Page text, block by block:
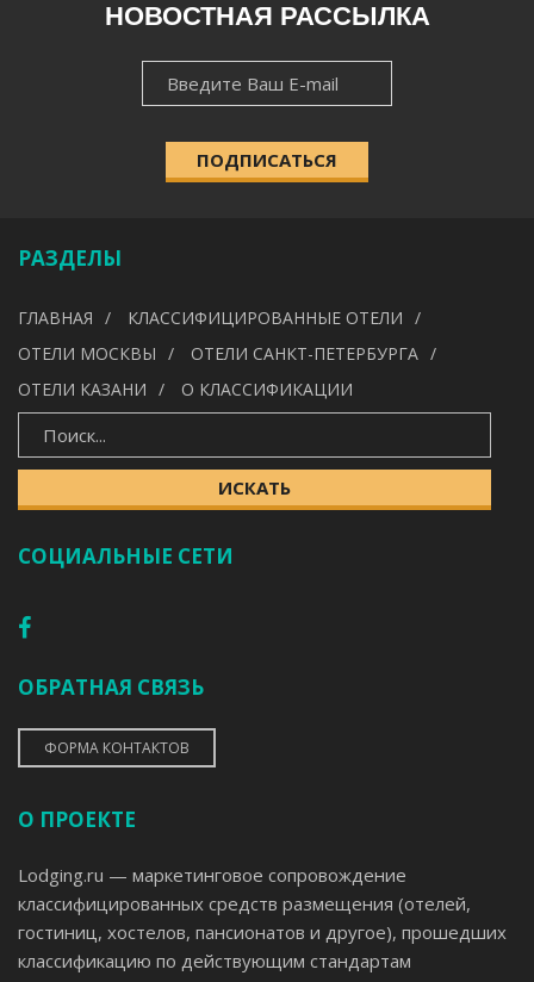
НАСЕЛЁННЫЙ ПУНКТ
ИСКАТЬ
НОВОСТНАЯ РАССЫЛКА
ПОДПИСАТЬСЯ
РАЗДЕЛЫ
ГЛАВНАЯ
КЛАССИФИЦИРОВАННЫЕ ОТЕЛИ
ОТЕЛИ МОСКВЫ
ОТЕЛИ САНКТ-ПЕТЕРБУРГА
ОТЕЛИ КАЗАНИ
О КЛАССИФИКАЦИИ
ИСКАТЬ
СОЦИАЛЬНЫЕ СЕТИ
ОБРАТНАЯ СВЯЗЬ
ФОРМА КОНТАКТОВ
О ПРОЕКТЕ
Lodging.ru — маркетинговое сопровождение
классифицированных средств размещения (отелей,
гостиниц, хостелов, пансионатов и другое), прошедших
классификацию по действующим стандартам